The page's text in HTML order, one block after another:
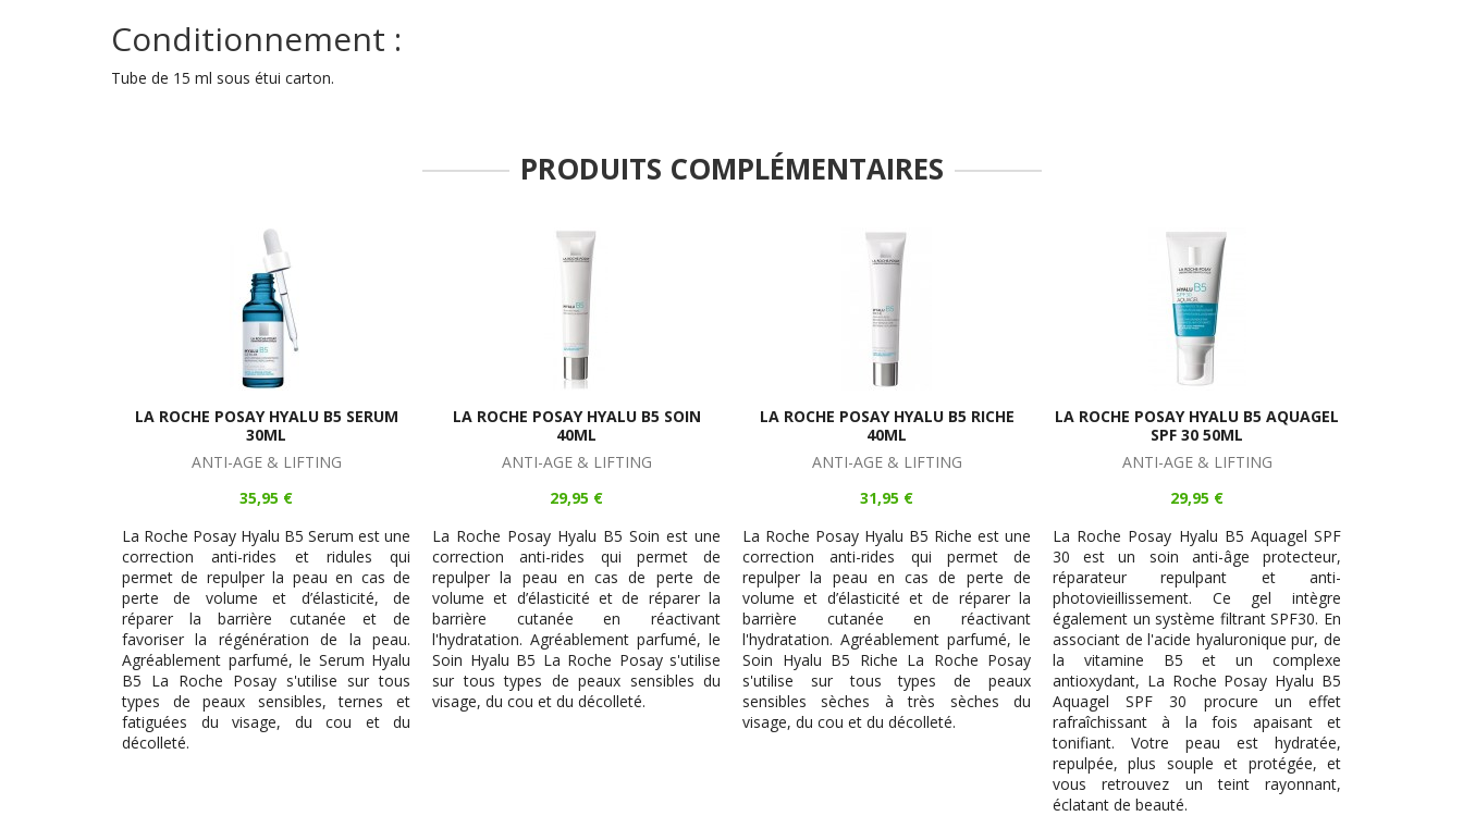
Conditionnement :
Tube de 15 ml sous étui carton.
PRODUITS COMPLÉMENTAIRES
LA ROCHE POSAY HYALU B5 SERUM
30ML
ANTI-AGE & LIFTING
35,95 €
La Roche Posay Hyalu B5 Serum est une
correction anti-rides et ridules qui
permet de repulper la peau en cas de
perte de volume et d’élasticité, de
réparer la barrière cutanée et de
favoriser la régénération de la peau.
Agréablement parfumé, le Serum Hyalu
B5 La Roche Posay s'utilise sur tous
types de peaux sensibles, ternes et
fatiguées du visage, du cou et du
décolleté.
LA ROCHE POSAY HYALU B5 SOIN
40ML
ANTI-AGE & LIFTING
29,95 €
La Roche Posay Hyalu B5 Soin est une
correction anti-rides qui permet de
repulper la peau en cas de perte de
volume et d’élasticité et de réparer la
barrière cutanée en réactivant
l'hydratation. Agréablement parfumé, le
Soin Hyalu B5 La Roche Posay s'utilise
sur tous types de peaux sensibles du
visage, du cou et du décolleté.
LA ROCHE POSAY HYALU B5 RICHE
40ML
ANTI-AGE & LIFTING
31,95 €
La Roche Posay Hyalu B5 Riche est une
correction anti-rides qui permet de
repulper la peau en cas de perte de
volume et d’élasticité et de réparer la
barrière cutanée en réactivant
l'hydratation. Agréablement parfumé, le
Soin Hyalu B5 Riche La Roche Posay
s'utilise sur tous types de peaux
sensibles sèches à très sèches du
visage, du cou et du décolleté.
LA ROCHE POSAY HYALU B5 AQUAGEL
SPF 30 50ML
ANTI-AGE & LIFTING
29,95 €
La Roche Posay Hyalu B5 Aquagel SPF
30 est un soin anti-âge protecteur,
réparateur repulpant et anti-
photovieillissement. Ce gel intègre
également un système filtrant SPF30. En
associant de l'acide hyaluronique pur, de
la vitamine B5 et un complexe
antioxydant, La Roche Posay Hyalu B5
Aquagel SPF 30 procure un effet
rafraîchissant à la fois apaisant et
tonifiant. Votre peau est hydratée,
repulpée, plus souple et protégée, et
vous retrouvez un teint rayonnant,
éclatant de beauté.